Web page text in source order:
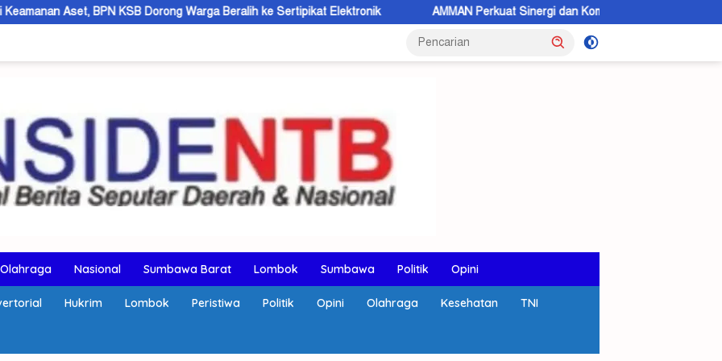
KSB Dorong Warga Beralih ke Sertipikat Elektronik AMMAN Perkuat Sinergi dan Komunikasi Terbuka dengan Masyarakat KSB
Olahraga Nasional Sumbawa Barat Lombok Sumbawa Politik Opini
Hukrim Lombok Peristiwa Politik Opini Olahraga Kesehatan TNI